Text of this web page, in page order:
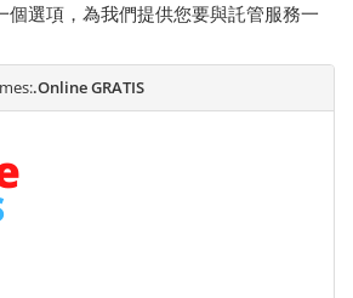
個選項，為我們提供您要與託管服務一
.Online GRATIS